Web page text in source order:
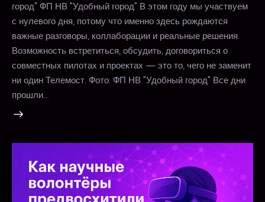
город" ФП НВ "Удобный город" В этом году мы участвуем
с нулевого дня, потому что именно здесь рождаются
важные разговоры, коллаборации и реальные решения.
Возможность встретиться, обсудить, договориться о
совместных пилотах и проектах — это то, чего не заменит
ни один Телемост. Фото: ФП НВ "Удобный город" Все дни
прошли…